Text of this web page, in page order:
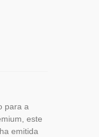
para a
este
emitida